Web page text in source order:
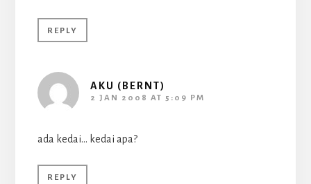
REPLY
AKU (BERNT)
2 JAN 2008 AT 5:09 PM
ada kedai… kedai apa?
REPLY